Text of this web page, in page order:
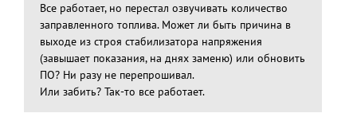
Все работает, но перестал озвучивать количество
заправленного топлива. Может ли быть причина в
выходе из строя стабилизатора напряжения
(завышает показания, на днях заменю) или обновить
ПО? Ни разу не перепрошивал.
Или забить? Так-то все работает.